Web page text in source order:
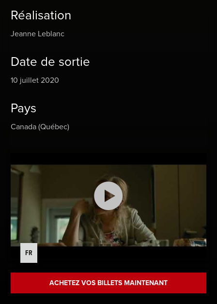
Réalisation
Jeanne Leblanc
Date de sortie
10 juillet 2020
Pays
Canada (Québec)
FR
ACHETEZ VOS BILLETS MAINTENANT